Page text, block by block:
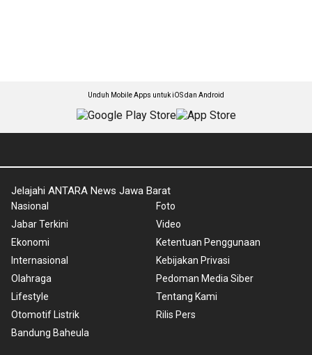
Unduh Mobile Apps untuk iOS dan Android
Jelajahi ANTARA News Jawa Barat
Nasional
Jabar Terkini
Ekonomi
Internasional
Olahraga
Lifestyle
Otomotif Listrik
Bandung Baheula
Foto
Video
Ketentuan Penggunaan
Kebijakan Privasi
Pedoman Media Siber
Tentang Kami
Rilis Pers